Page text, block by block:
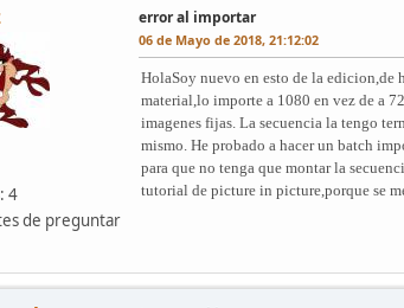
4
de preguntar
error al importar
06 de Mayo de 2018, 21:12:02
HolaSoy nuevo en esto de la edicion,de
material,lo importe a 1080 en vez de a
imagenes fijas. La secuencia la tengo
mismo. He probado a hacer un batch
para que no tenga que montar la
tutorial de picture in picture,porque se